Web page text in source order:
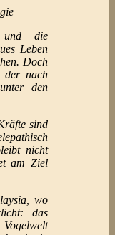
und die
Leben
Doch
der nach
den
sind
nicht
am Ziel
wo
das